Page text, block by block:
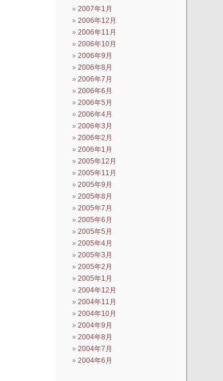
2007年1月
2006年12月
2006年11月
2006年10月
2006年9月
2006年8月
2006年7月
2006年6月
2006年5月
2006年4月
2006年3月
2006年2月
2006年1月
2005年12月
2005年11月
2005年9月
2005年8月
2005年7月
2005年6月
2005年5月
2005年4月
2005年3月
2005年2月
2005年1月
2004年12月
2004年11月
2004年10月
2004年9月
2004年8月
2004年7月
2004年6月